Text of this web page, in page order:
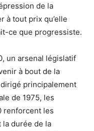
de la
à tout prix qu’elle
ce que progressiste.
un arsenal législatif
à bout de la
principalement
de 1975, les
renforcent les
durée de la